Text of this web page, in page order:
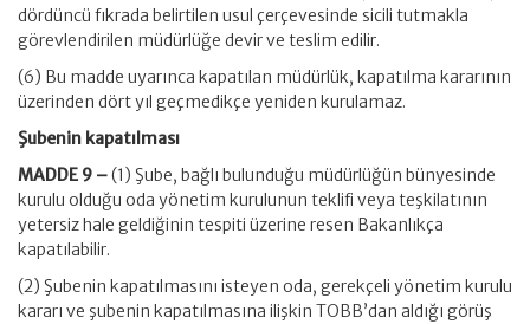
dördüncü fıkrada belirtilen usul çerçevesinde sicili tutmakla
görevlendirilen müdürlüğe devir ve teslim edilir.
(6) Bu madde uyarınca kapatılan müdürlük, kapatılma kararının
üzerinden dört yıl geçmedikçe yeniden kurulamaz.
Şubenin kapatılması
MADDE 9 –(1) Şube, bağlı bulunduğu müdürlüğün bünyesinde
kurulu olduğu oda yönetim kurulunun teklifi veya teşkilatının
yetersiz hale geldiğinin tespiti üzerine resen Bakanlıkça
kapatılabilir.
(2) Şubenin kapatılmasını isteyen oda, gerekçeli yönetim kurulu
kararı ve şubenin kapatılmasına ilişkin TOBB’dan aldığı görüş